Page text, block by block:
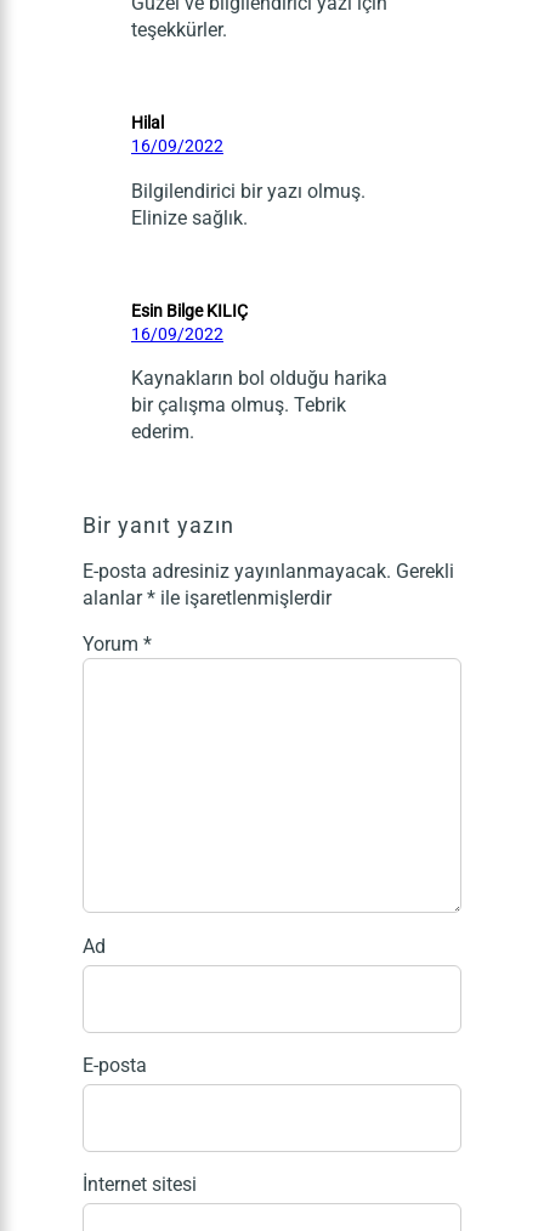
teşekkürler.
Hilal
16/09/2022
Bilgilendirici bir yazı olmuş.
Elinize sağlık.
Esin Bilge KILIÇ
16/09/2022
Kaynakların bol olduğu harika
bir çalışma olmuş. Tebrik
ederim.
Bir yanıt yazın
E-posta adresiniz yayınlanmayacak. Gerekli
alanlar* ile işaretlenmişlerdir
Yorum *
Ad
E-posta
İnternet sitesi